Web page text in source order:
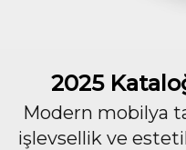
2025
Modern mobilya
işlevsellik ve